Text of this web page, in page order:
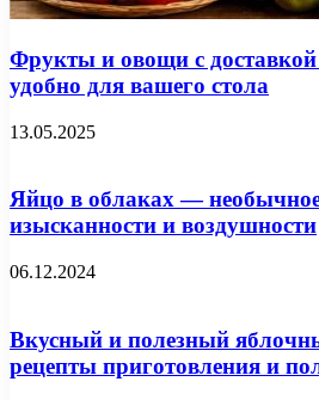
Фрукты и овощи с
удобно для вашего стола
13.05.2025
Яйцо в облаках — необычное
изысканности и воздушности
06.12.2024
Вкусный и полезный
рецепты приготовления и